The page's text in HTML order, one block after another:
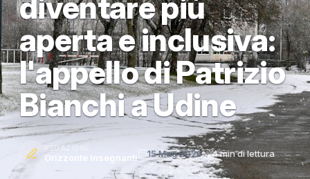
diventare più
aperta e inclusiva:
l'appello di Patrizio
Bianchi a Udine
REDAZIONE
Orizzonte Insegnanti 15 Mag 2026 4 min di lettura